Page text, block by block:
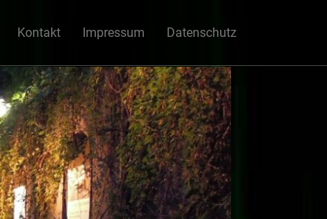
Kontakt Impressum Datenschutz